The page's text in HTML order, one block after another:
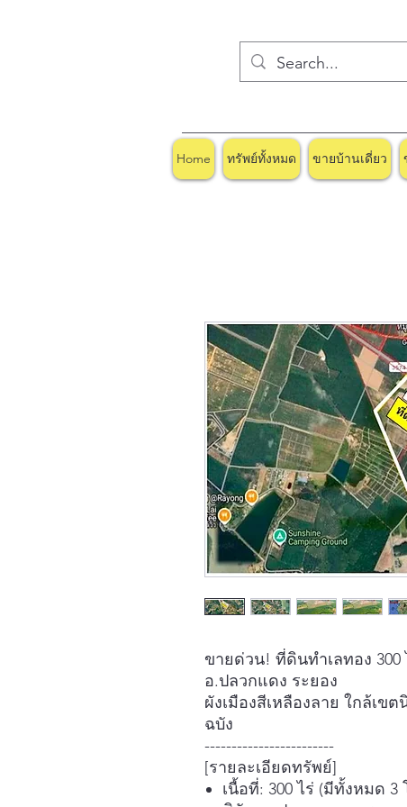
Home ทรัพย์ทั้งหมด ขายบ้านเดี่ยว
ขายด่วน! ที่ดินทำเลทอง 300
อ.ปลวกแดง ระยอง
ผังเมืองสีเหลืองลาย ใกล้เข
ฉบัง
------------------------
[รายละเอียดทรัพย์]
เนื้อที่: 300 ไร่ (มีทั้งหมด